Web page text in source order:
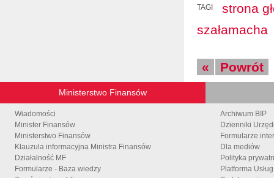
TAGI
strona
szałamacha
« Powrót
Ministerstwo Finansów
Wiadomości
Minister Finansów
Ministerstwo Finansów
Klauzula informacyjna Ministra Finansów
Działalność MF
Formularze - Baza wiedzy
Archiwum BIP
Dzienniki
Formularze
Dla mediów
Polityka
Platforma